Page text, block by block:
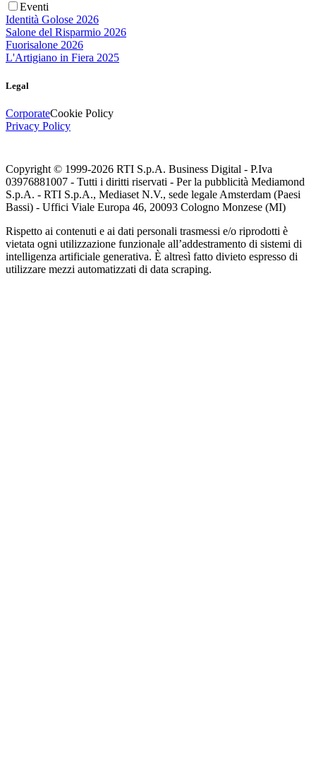
Eventi
Identità Golose 2026
Salone del Risparmio 2026
Fuorisalone 2026
L'Artigiano in Fiera 2025
Legal
CorporateCookie Policy
Privacy Policy
Copyright © 1999-2026 RTI S.p.A. Business Digital - P.Iva
03976881007 - Tutti i diritti riservati - Per la pubblicità Mediamond
S.p.A. - RTI S.p.A., Mediaset N.V., sede legale Amsterdam (Paesi
Bassi) - Uffici Viale Europa 46, 20093 Cologno Monzese (MI)
Rispetto ai contenuti e ai dati personali trasmessi e/o riprodotti è
vietata ogni utilizzazione funzionale all’addestramento di sistemi di
intelligenza artificiale generativa. È altresì fatto divieto espresso di
utilizzare mezzi automatizzati di data scraping.